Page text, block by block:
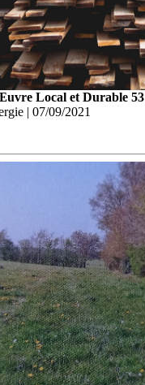
Local et Durable 53
| 07/09/2021